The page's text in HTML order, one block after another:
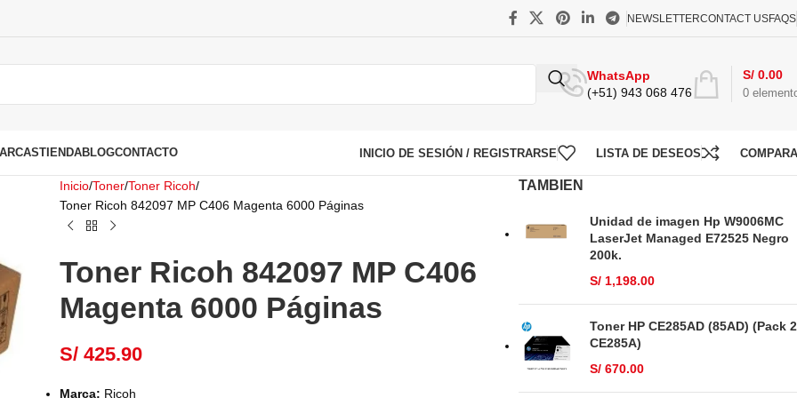
NEWSLETTERCONTACT USFAQS
WhatsApp
(+51) 943 068 476
0
S/ 0.00
TIENDABLOGCONTACTO INICIO DE SESIÓN / REGISTRARSE LISTA DE DESEOS
Inicio Toner Toner Ricoh
Toner Ricoh 842097 MP C406 Magenta 6000 Páginas
Toner Ricoh 842097 MP C406
Magenta 6000 Páginas
S/ 425.90
Marca: Ricoh
TAMBIEN
Unidad de imagen Hp W9006MC
LaserJet Managed E72525 Negro
200k.
S/1,198.00
Toner HP CE285AD (85AD) (Pack 2
CE285A)
S/670.00